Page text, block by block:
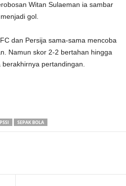
Witan Sulaeman ia sambar
gol.
dan Persija sama-sama mencoba
Namun skor 2-2 bertahan hingga
pertandingan.
PSSI SEPAK BOLA